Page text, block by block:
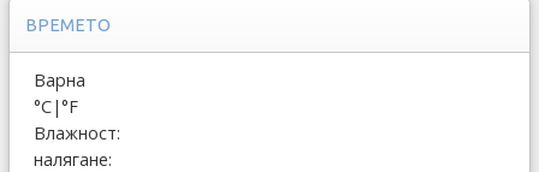
ВРЕМЕТО
Варна
°C|°F
Влажност:
налягане: